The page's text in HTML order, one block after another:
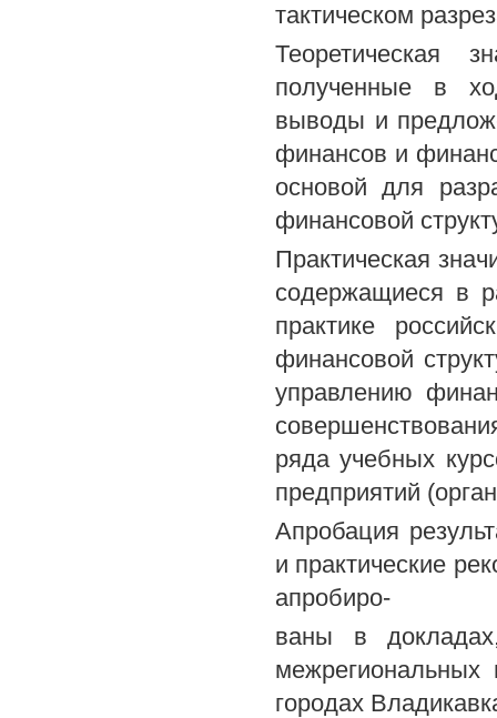
тактическом
Теоретическая
полученные в
выводы и
финансов и
основой для
финансовой
Практическая
содержащиеся в
практике
финансовой
управлению
ряда учебных
предприятий
Апробация
и практические
апробиро-
ваны в
межрегиональных
городах